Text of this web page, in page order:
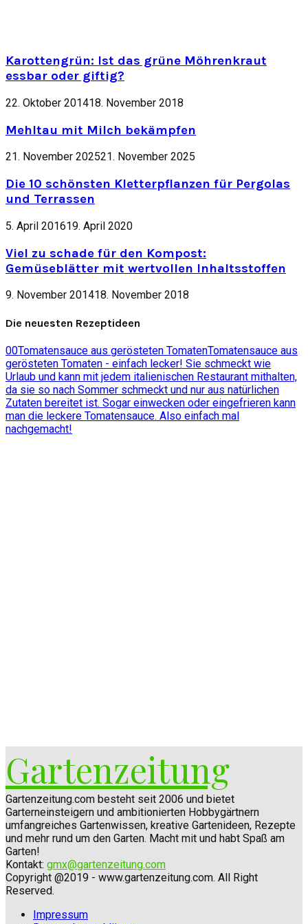
Karottengrün: Ist das grüne Möhrenkraut
essbar oder giftig?
22. Oktober 201418. November 2018
Mehltau mit Milch bekämpfen
21. November 202521. November 2025
Die 10 schönsten Kletterpflanzen für Pergolas
und Terrassen
5. April 201619. April 2020
Viel zu schade für den Kompost:
Gemüseblätter mit wertvollen Inhaltsstoffen
9. November 201418. November 2018
Die neuesten Rezeptideen
00Tomatensauce aus gerösteten TomatenTomatensauce aus
gerösteten Tomaten - einfach lecker! Sie schmeckt wie
Urlaub und kann mit jedem italienischen Restaurant mithalten,
da sie so nach Sommer schmeckt und nur aus natürlichen
Zutaten bereitet ist. Sogar einwecken oder eingefrieren kann
man die leckere Tomatensauce. Also einfach mal
nachgemacht!
Gartenzeitung
Gartenzeitung.com besteht seit 2006 und bietet
Garterneinsteigern und ambitionierten Hobbygärtnern
umfangreiches Gartenwissen, kreative Gartenideen, Rezepte
und mehr rund um den Garten. Macht mit und habt Spaß am
Garten!
Kontakt: gmx@gartenzeitung.com
Copyright @2019 - www.gartenzeitung.com. All Right
Reserved.
Impressum